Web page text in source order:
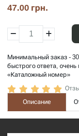
47.00 грн.
Минимальный заказ -
быстрого ответа,
«Каталожный номер»
Описание